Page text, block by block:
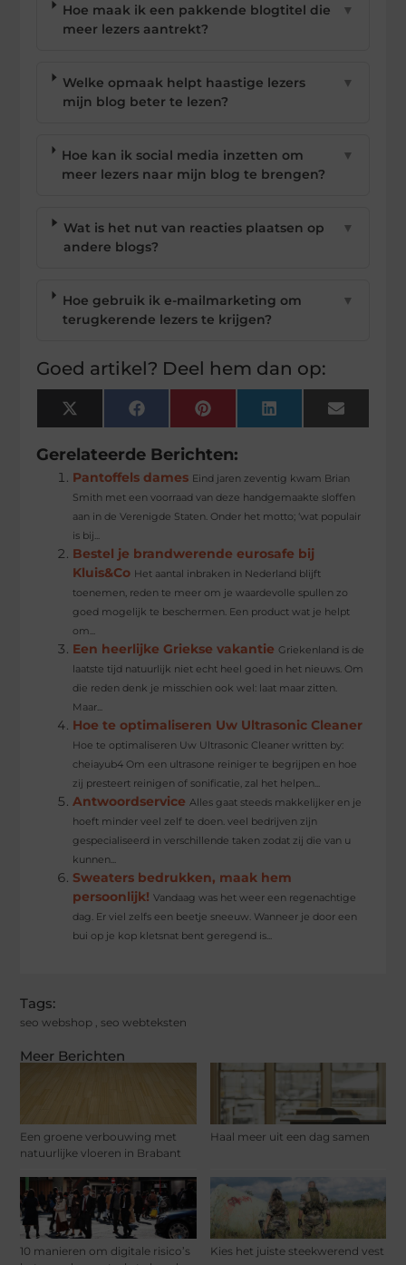
Meer Berichten
Een groene verbouwing met
natuurlijke vloeren in Brabant
Haal meer uit een dag samen
10 manieren om digitale risico’s
Kies het juiste steekwerend vest
Hoe maak ik een pakkende blogtitel die
meer lezers aantrekt?
▼
Welke opmaak helpt haastige lezers
mijn blog beter te lezen?
▼
Hoe kan ik social media inzetten om
meer lezers naar mijn blog te brengen?
▼
Wat is het nut van reacties plaatsen op
andere blogs?
▼
Hoe gebruik ik e-mailmarketing om
terugkerende lezers te krijgen?
▼
Goed artikel? Deel hem dan op:
X
(Twitter)
FacebookPinterest LinkedIn Email
Gerelateerde Berichten:
Pantoffels dames Eind jaren zeventig kwam Brian
Smith met een voorraad van deze handgemaakte sloffen
aan in de Verenigde Staten. Onder het motto; ‘wat populair
is bij...
Bestel je brandwerende eurosafe bij
Kluis&Co Het aantal inbraken in Nederland blijft
toenemen, reden te meer om je waardevolle spullen zo
goed mogelijk te beschermen. Een product wat je helpt
om...
Een heerlijke Griekse vakantie Griekenland is de
laatste tijd natuurlijk niet echt heel goed in het nieuws. Om
die reden denk je misschien ook wel: laat maar zitten.
Maar...
Hoe te optimaliseren Uw Ultrasonic Cleaner
Hoe te optimaliseren Uw Ultrasonic Cleaner written by:
cheiayub4 Om een ​​ultrasone reiniger te begrijpen en hoe
zij presteert reinigen of sonificatie, zal het helpen...
Antwoordservice Alles gaat steeds makkelijker en je
hoeft minder veel zelf te doen. veel bedrijven zijn
gespecialiseerd in verschillende taken zodat zij die van u
kunnen...
Sweaters bedrukken, maak hem
persoonlijk! Vandaag was het weer een regenachtige
dag. Er viel zelfs een beetje sneeuw. Wanneer je door een
bui op je kop kletsnat bent geregend is...
Tags:
seo webshop seo webteksten